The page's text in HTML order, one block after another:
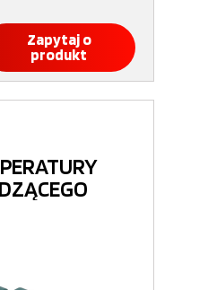
Zapytaj o
produkt